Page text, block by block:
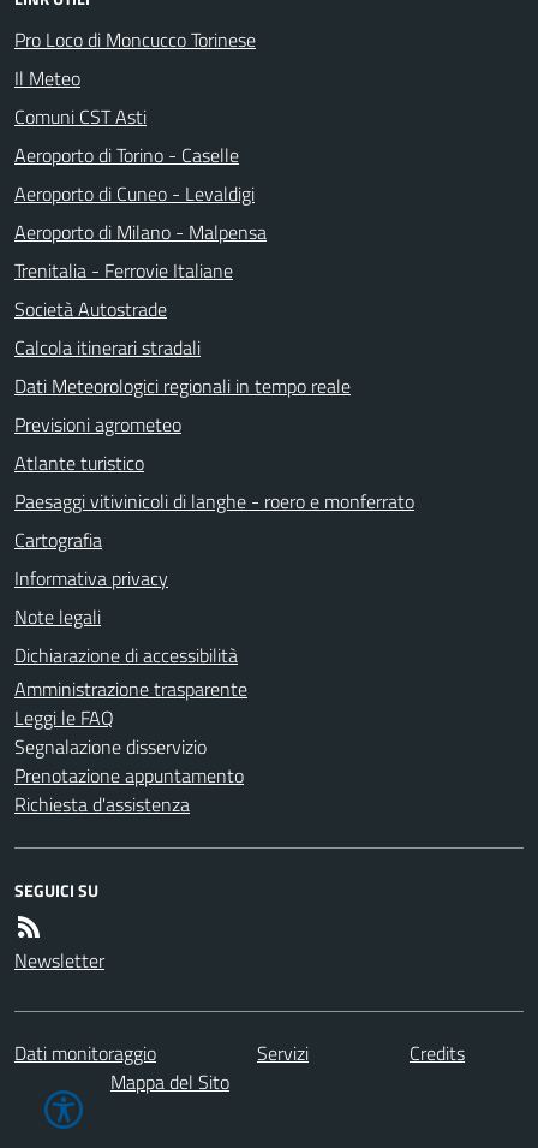
Pro Loco di Moncucco Torinese
Il Meteo
Comuni CST Asti
Aeroporto di Torino - Caselle
Aeroporto di Cuneo - Levaldigi
Aeroporto di Milano - Malpensa
Trenitalia - Ferrovie Italiane
Società Autostrade
Calcola itinerari stradali
Dati Meteorologici regionali in tempo reale
Previsioni agrometeo
Atlante turistico
Paesaggi vitivinicoli di langhe - roero e monferrato
Cartografia
Informativa privacy
Note legali
Dichiarazione di accessibilità
Amministrazione trasparente
Leggi le FAQ
Segnalazione disservizio
Prenotazione appuntamento
Richiesta d'assistenza
SEGUICI SU
Newsletter
Dati monitoraggio Servizi
Credits
Mappa del Sito